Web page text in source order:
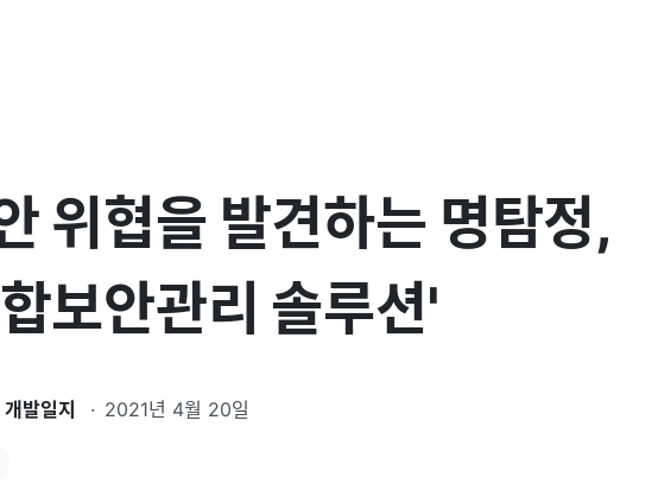
위협을 발견하는 명탐정,
보안관리 솔루션'
발일지 · 2021년 4월 20일